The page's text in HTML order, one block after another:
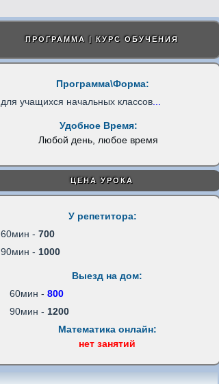
ПРОГРАММА | КУРС ОБУЧЕНИЯ
Программа\Форма:
для учащихся начальных классов...
Удобное Время:
Любой день, любое время
ЦЕНА УРОКА
У репетитора:
60мин - 700
90мин - 1000
Выезд на дом:
60мин - 800
90мин - 1200
Математика онлайн:
нет занятий